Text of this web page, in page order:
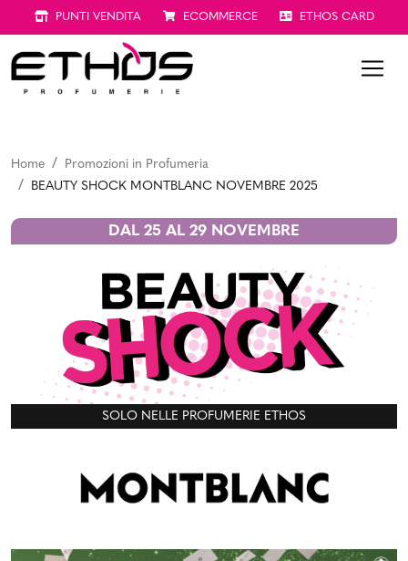
PUNTI VENDITA ECOMMERCE ETHOS CARD
Home
Promozioni in Profumeria
BEAUTY SHOCK MONTBLANC NOVEMBRE 2025
DAL 25 AL 29 NOVEMBRE
SOLO NELLE PROFUMERIE ETHOS